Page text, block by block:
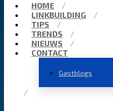
HOME
LINKBUILDING
TIPS
TRENDS
NIEUWS
CONTACT
Gastblogs